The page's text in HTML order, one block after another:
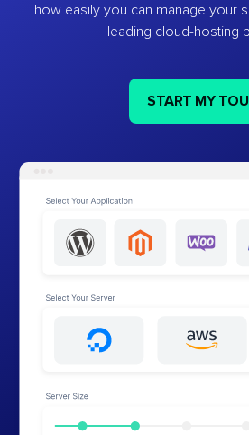
how easily you can manage your
leading cloud-hosting
START MY